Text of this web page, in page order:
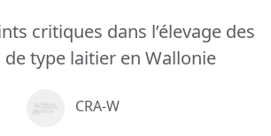
critiques dans l’élevage des
de type laitier en Wallonie
CRA-W